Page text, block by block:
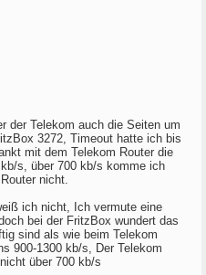
der Telekom auch die Seiten um
3272, Timeout hatte ich bis
mit dem Telekom Router die
s, über 700 kb/s komme ich
nicht.
ich nicht, Ich vermute eine
bei der FritzBox wundert das
sind als wie beim Telekom
900-1300 kb/s, Der Telekom
über 700 kb/s